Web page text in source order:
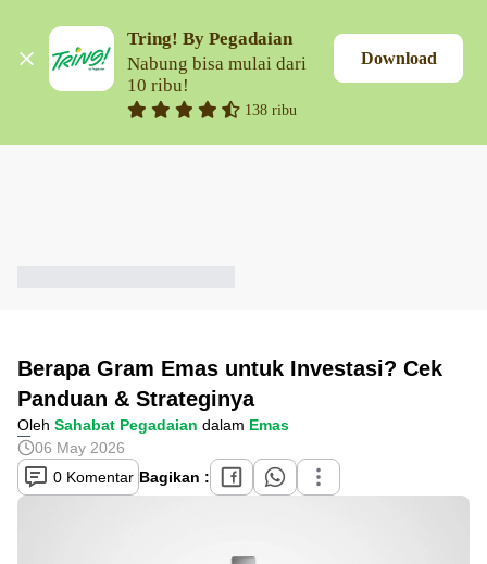
Tring! By Pegadaian
Nabung bisa mulai dari
10 ribu!
138 ribu
Download
Berapa Gram Emas untuk Investasi? Cek
Panduan & Strateginya
Oleh Sahabat Pegadaian dalam Emas
06 May 2026
0 Komentar Bagikan :